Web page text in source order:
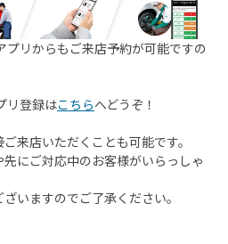
プリからもご来店予約が可能ですの
リ登録はこちらへどうぞ！
来店いただくことも可能です。
にご対応中のお客様がいらっしゃ
いますのでご了承ください。